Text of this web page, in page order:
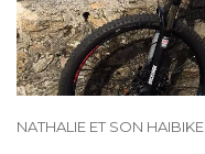
NATHALIE ET SON HAIBIKE